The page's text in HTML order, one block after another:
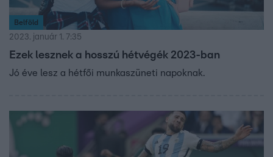
Belföld
2023. január 1. 7:35
Ezek lesznek a hosszú hétvégék 2023-ban
Jó éve lesz a hétfői munkaszüneti napoknak.